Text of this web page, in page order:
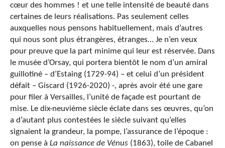
cœur des hommes ! et une telle intensité de beauté dans
certaines de leurs réalisations. Pas seulement celles
auxquelles nous pensons habituellement, mais d’autres
qui nous sont plus étrangères, étranges… Je n’en veux
pour preuve que la part minime qui leur est réservée. Dans
le musée d’Orsay, qui portera bientôt le nom d’un amiral
guillotiné – d’Estaing (1729-94) – et celui d’un président
défait – Giscard (1926-2020) -, après avoir été une gare
pour filer à Versailles, l’unité de façade est pourtant de
mise. Le dix-neuvième siècle éclate dans ses œuvres, qu’on
a d’autant plus contestées le siècle suivant qu’elles
signaient la grandeur, la pompe, l’assurance de l’époque :
on pense à La naissance de Vénus (1863), toile de Cabanel